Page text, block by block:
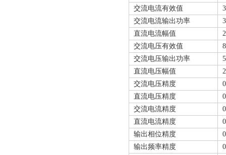
交流电流有效值
交流电流输出功率
直流电流幅值
交流电压有效值
交流电压输出功率
直流电压幅值
交流电压精度
直流电压精度
交流电流精度
直流电流精度
输出相位精度
输出频率精度